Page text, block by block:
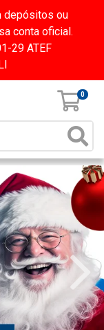
depósitos ou
conta oficial.
29 ATEF
0